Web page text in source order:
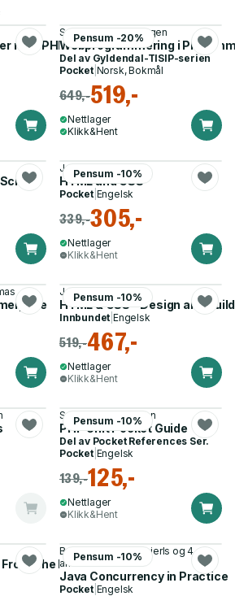
med PHP - en innføring i
Pensum -20%
Svend Andreas Horgen
Webprogrammering i PHP
Del av Gyldendal-TISIP-serien
Pocket| Norsk, Bokmål
649,-519,-
Nettlager
Klikk&Hent
Pensum -10%
Jon Duckett
HTML and CSS
Pocket| Engelsk
339,-305,-
Nettlager
Klikk&Hent
The
Pensum -10%
Jon Duckett
HTML & CSS – Design and
Innbundet |Engelsk
519,-467,-
Nettlager
Klikk&Hent
Pensum -10%
Sebastian Bergmann
PHP Unit Pocket Guide
Del av Pocket References Ser.
Pocket| Engelsk
139,-125,-
Nettlager
Klikk&Hent
The Bible
Pensum -10%
Brian Goetz, Tim Peierls og 4
andre
Java Concurrency in Practice
Pocket| Engelsk